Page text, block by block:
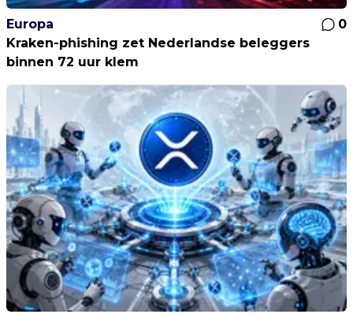
Europa
0
Kraken-phishing zet Nederlandse beleggers
binnen 72 uur klem